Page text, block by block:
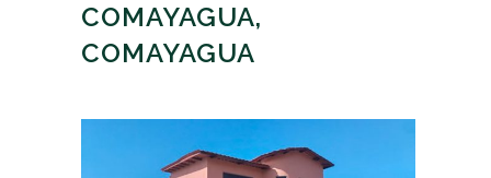
COMAYAGUA,
COMAYAGUA